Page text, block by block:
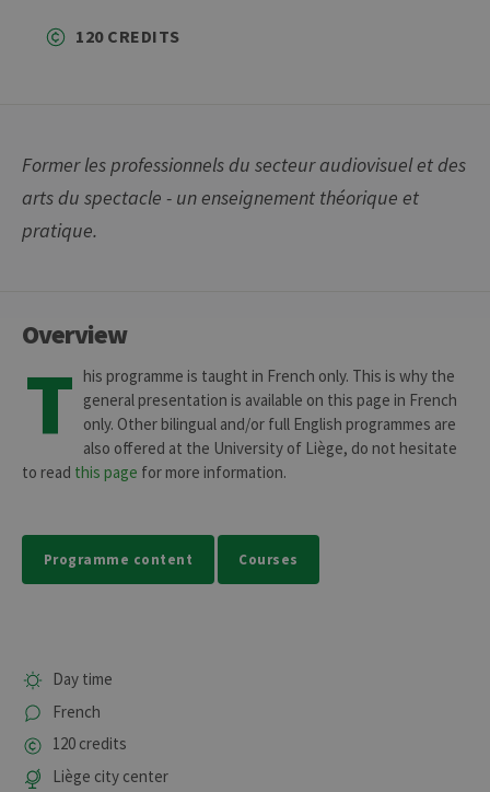
120 CREDITS
Former les professionnels du secteur audiovisuel et des
arts du spectacle - un enseignement théorique et
pratique.
Overview
T his programme is taught in French only. This is why the
general presentation is available on this page in French
only. Other bilingual and/or full English programmes are
also offered at the University of Liège, do not hesitate
to read this page for more information.
Programme content Courses
Day time
French
120 credits
Liège city center